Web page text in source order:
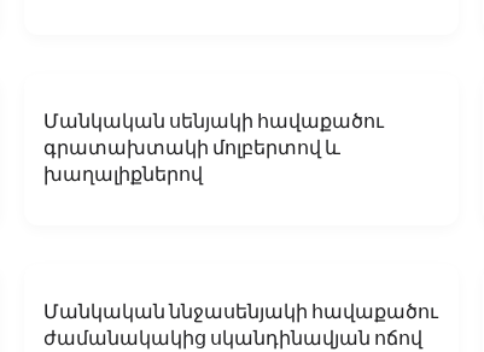
Մանկական սենյակի հավաքածու
գրատախտակի մոլբերտով և
խաղալիքներով
Մանկական ննջասենյակի հավաքածու
ժամանակակից սկանդինավյան ոճով